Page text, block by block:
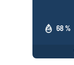
68 %